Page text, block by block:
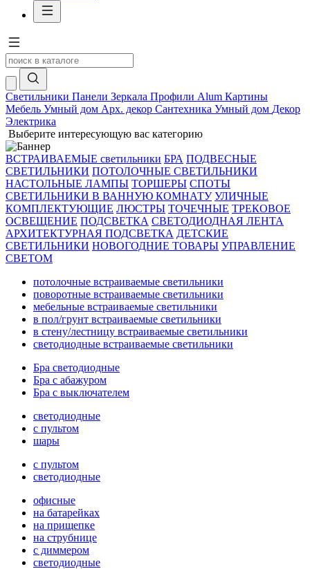
Светильники Панели Зеркала Профили Alum Картины
Мебель Умный дом Арх. декор Сантехника Умный дом Декор
Электрика
Выберите интересующую вас категорию
ВСТРАИВАЕМЫЕ светильники БРА ПОДВЕСНЫЕ
СВЕТИЛЬНИКИ ПОТОЛОЧНЫЕ СВЕТИЛЬНИКИ
НАСТОЛЬНЫЕ ЛАМПЫ ТОРШЕРЫ СПОТЫ
СВЕТИЛЬНИКИ В ВАННУЮ КОМНАТУ УЛИЧНЫЕ
КОМПЛЕКТУЮЩИЕ ЛЮСТРЫ ТОЧЕЧНЫЕ ТРЕКОВОЕ
ОСВЕЩЕНИЕ ПОДСВЕТКА СВЕТОДИОДНАЯ ЛЕНТА
АРХИТЕКТУРНАЯ ПОДСВЕТКА ДЕТСКИЕ
СВЕТИЛЬНИКИ НОВОГОДНИЕ ТОВАРЫ УПРАВЛЕНИЕ
СВЕТОМ
потолочные встраиваемые светильники
поворотные встраиваемые светильники
мебельные встраиваемые светильники
в пол/грунт встраиваемые светильники
в стену/лестницу встраиваемые светильники
светодиодные встраиваемые светильники
Бра светодиодные
Бра с абажуром
Бра с выключателем
светодиодные
с пультом
шары
с пультом
светодиодные
офисные
на батарейках
на прищепке
на струбнице
с диммером
светодиодные